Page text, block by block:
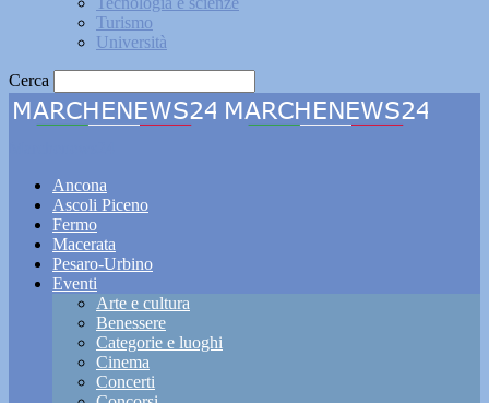
Turismo
Università
Cerca
Ancona
Ascoli Piceno
Fermo
Macerata
Pesaro-Urbino
Eventi
Arte e cultura
Benessere
Categorie e luoghi
Cinema
Concerti